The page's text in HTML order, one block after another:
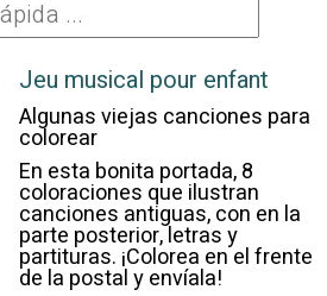
Jeu musical pour enfant
Algunas viejas canciones para
colorear
En esta bonita portada, 8
coloraciones que ilustran
canciones antiguas, con en la
parte posterior, letras y
partituras. ¡Colorea en el frente
de la postal y envíala!